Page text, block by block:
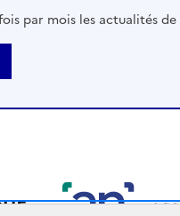
par mois les actualités